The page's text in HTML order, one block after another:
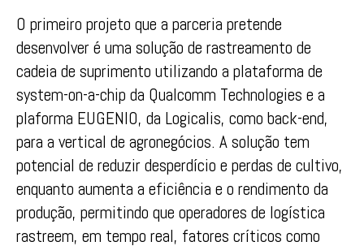
O primeiro projeto que a parceria pretende
desenvolver é uma solução de rastreamento de
cadeia de suprimento utilizando a plataforma de
system-on-a-chip da Qualcomm Technologies e a
plaforma EUGENIO, da Logicalis, como back-end,
para a vertical de agronegócios. A solução tem
potencial de reduzir desperdício e perdas de cultivo,
enquanto aumenta a eficiência e o rendimento da
produção, permitindo que operadores de logística
rastreem, em tempo real, fatores críticos como